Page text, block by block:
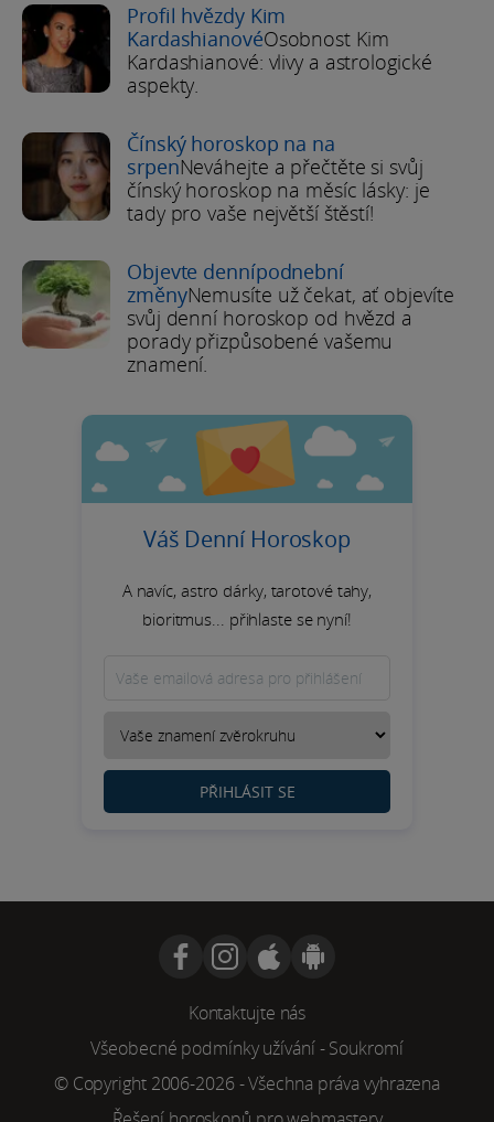
Profil hvězdy Kim
KardashianovéOsobnost Kim
Kardashianové: vlivy a astrologické
aspekty.
Čínský horoskop na na
srpenNeváhejte a přečtěte si svůj
čínský horoskop na měsíc lásky: je
tady pro vaše největší štěstí!
Objevte dennípodnební
změnyNemusíte už čekat, ať objevíte
svůj denní horoskop od hvězd a
porady přizpůsobené vašemu
znamení.
Váš Denní Horoskop
A navíc, astro dárky, tarotové tahy,
bioritmus... přihlaste se nyní!
PŘIHLÁSIT SE
Kontaktujte nás
Všeobecné podmínky užívání-Soukromí
© Copyright 2006-2026 - Všechna práva vyhrazena